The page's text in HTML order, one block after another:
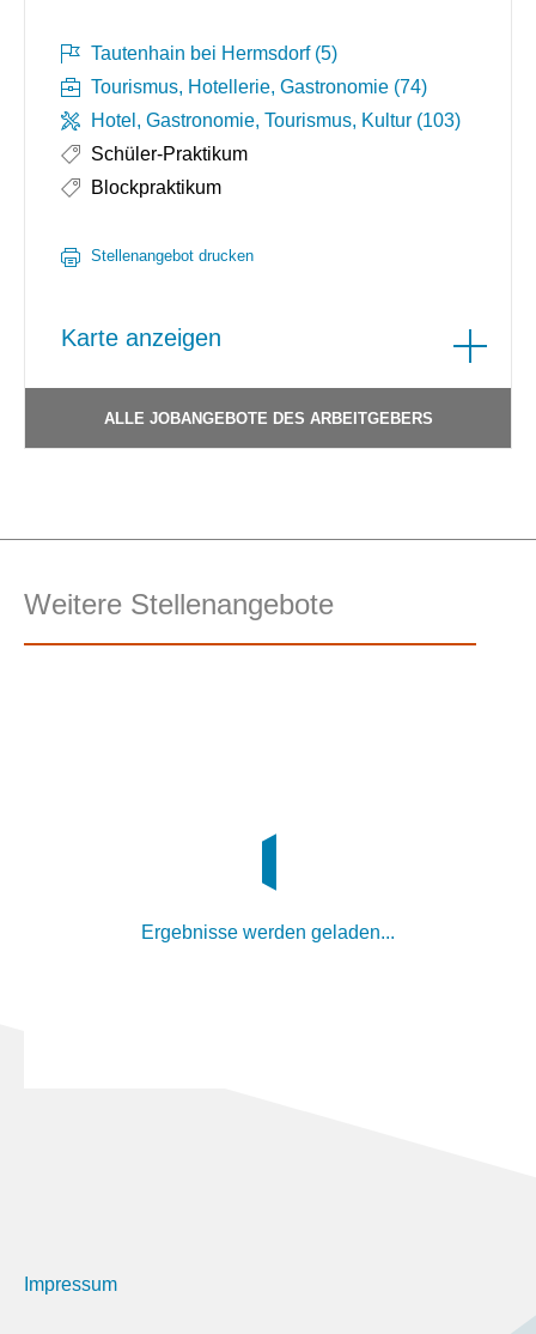
Tautenhain bei Hermsdorf (5)
Tourismus, Hotellerie, Gastronomie (74)
Hotel, Gastronomie, Tourismus, Kultur (103)
Schüler-Praktikum
Blockpraktikum
Stellenangebot drucken
Karte anzeigen
ALLE JOBANGEBOTE DES ARBEITGEBERS
Weitere Stellenangebote
Ergebnisse werden geladen...
Impressum